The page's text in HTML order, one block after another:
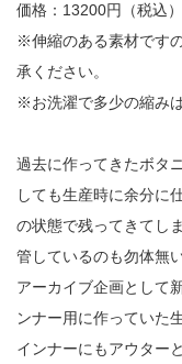
価格：13200円（税込）
※伸縮のある素材です
承ください。
※お洗濯で多少の縮み
過去に作ってきたボタ
しても生産時に余分に
の状態で残ってきてし
管しているのも勿体無
アーカイブ企画として
ンナー用に作っていた
インナーにもアウター